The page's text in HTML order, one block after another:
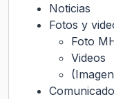
Noticias
Fotos y
Foto
Videos